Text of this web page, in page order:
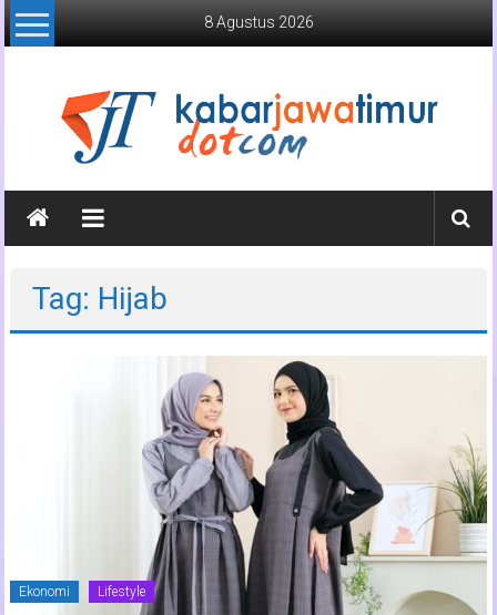
Lompat
ke
8 Agustus 2026
Kabar
Jawa
Media
Tag: Hijab
Ekonomi Lifestyle